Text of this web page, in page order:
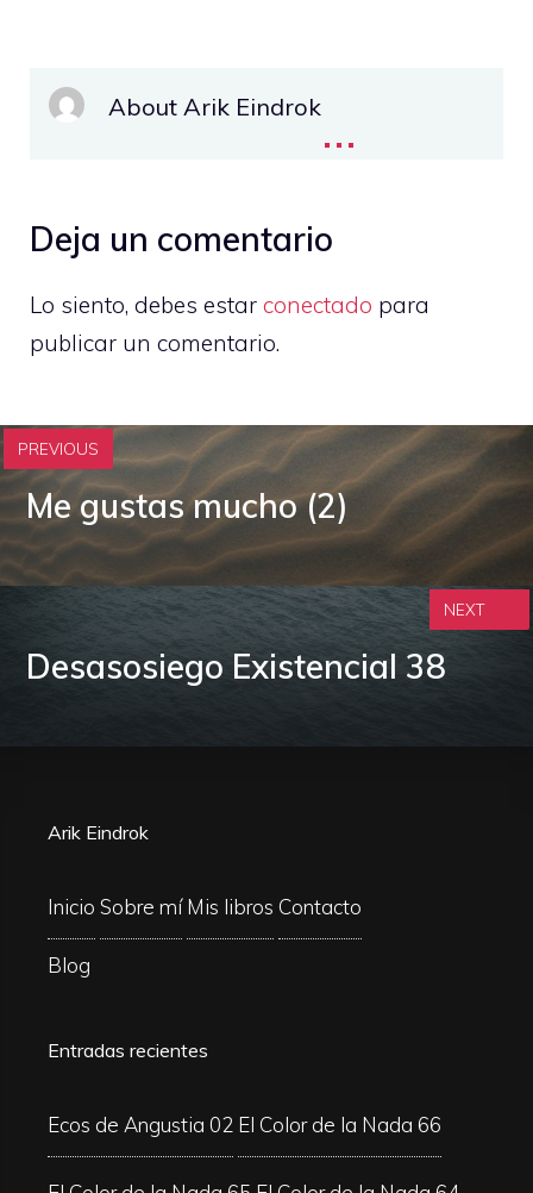
About Arik Eindrok...
Deja un comentario
Lo siento, debes estar conectado para
publicar un comentario.
PREVIOUS
Me gustas mucho (2)
Desasosiego Existencial 38
NEXT
Arik Eindrok
Inicio Sobre mí Mis libros Contacto
Blog
Entradas recientes
Ecos de Angustia 02 El Color de la Nada 66